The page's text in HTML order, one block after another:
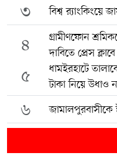
৩ বিশ্ব র‍্যাংকিংয়ে
৪
গ্রামীণফোন
দাবিতে প্রেস
৫
ধামইরহাটে
টাকা নিয়ে উধাও
৬